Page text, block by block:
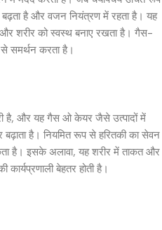
बढ़ता है और वजन नियंत्रण में रहता है। यह
और शरीर को स्वस्थ बनाए रखता है। गैस-
समर्थन करता है।
है, और यह गैस ओ केयर जैसे उत्पादों में
है। नियमित रूप से हरितकी का सेवन
है। इसके अलावा, यह शरीर में ताकत और
बेहतर होती है।